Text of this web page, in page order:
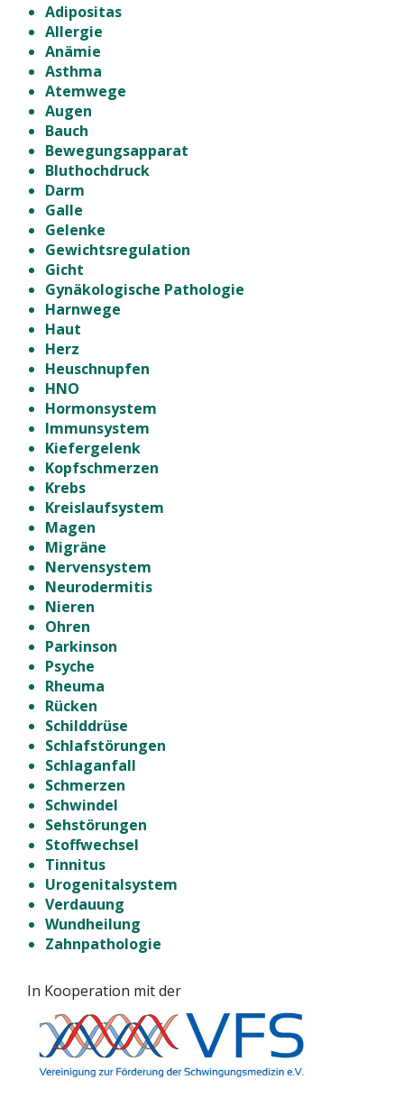
Adipositas
Allergie
Anämie
Asthma
Atemwege
Augen
Bauch
Bewegungsapparat
Bluthochdruck
Darm
Galle
Gelenke
Gewichtsregulation
Gicht
Gynäkologische Pathologie
Harnwege
Haut
Herz
Heuschnupfen
HNO
Hormonsystem
Immunsystem
Kiefergelenk
Kopfschmerzen
Krebs
Kreislaufsystem
Magen
Migräne
Nervensystem
Neurodermitis
Nieren
Ohren
Parkinson
Psyche
Rheuma
Rücken
Schilddrüse
Schlafstörungen
Schlaganfall
Schmerzen
Schwindel
Sehstörungen
Stoffwechsel
Tinnitus
Urogenitalsystem
Verdauung
Wundheilung
Zahnpathologie
In Kooperation mit der